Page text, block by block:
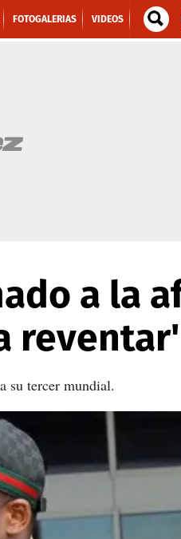
FOTOGALERIAS VIDEOS
a la
reventar'
su tercer mundial.